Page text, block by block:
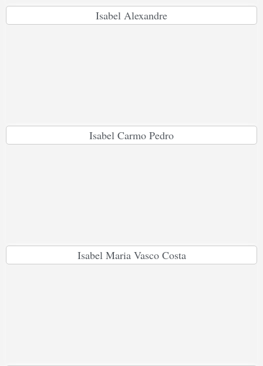
Isabel Alexandre
Isabel Carmo Pedro
Isabel Maria Vasco Costa